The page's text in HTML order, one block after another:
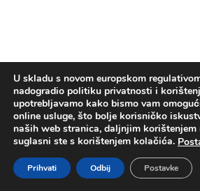
U skladu s novom europskom
nadogradio politiku privatnosti i
upotrebljavamo kako bismo vam
online usluge, što bolje korisničko
naših web stranica, daljnjim korištenjem
suglasni ste s korištenjem kolačića.
Prihvati Odbij Postavke